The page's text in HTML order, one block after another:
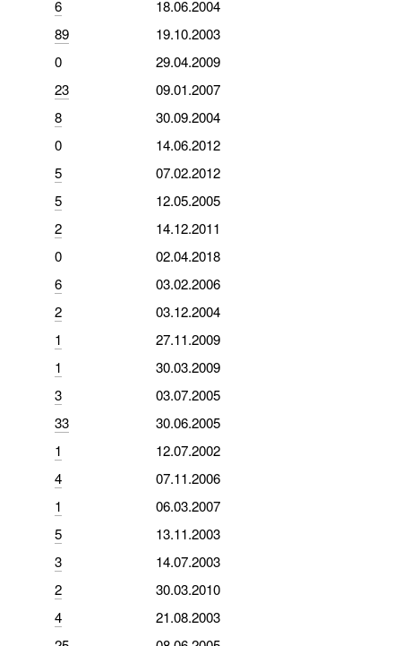
6
18.06.2004
89
19.10.2003
0
29.04.2009
23
09.01.2007
8
30.09.2004
0
14.06.2012
5
07.02.2012
5
12.05.2005
2
14.12.2011
0
02.04.2018
6
03.02.2006
2
03.12.2004
1
27.11.2009
1
30.03.2009
3
03.07.2005
33
30.06.2005
1
12.07.2002
4
07.11.2006
1
06.03.2007
5
13.11.2003
3
14.07.2003
2
30.03.2010
4
21.08.2003